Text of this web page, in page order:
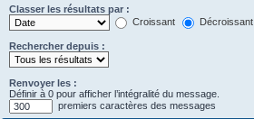
Classer les résultats par :
Croissant
Décroissant
Rechercher depuis :
Renvoyer les :
Définir à 0 pour afficher l’intégralité du message.
premiers caractères des messages